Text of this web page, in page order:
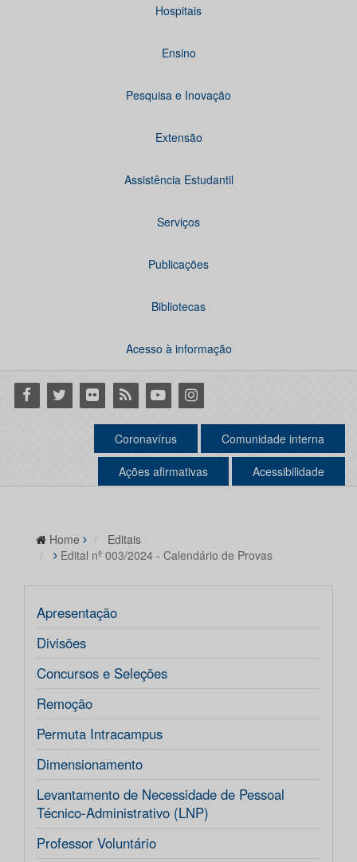
Hospitais
Ensino
Pesquisa e Inovação
Extensão
Assistência Estudantil
Serviços
Publicações
Bibliotecas
Acesso à informação
Facebook
Twitter Flickr RSS YoutubeInstagram
Coronavírus Comunidade interna
Ações afirmativas Acessibilidade
Home
Editais
Edital nº 003/2024 - Calendário de Provas
Apresentação
Divisões
Concursos e Seleções
Remoção
Permuta Intracampus
Dimensionamento
Levantamento de Necessidade de Pessoal
Técnico-Administrativo (LNP)
Professor Voluntário